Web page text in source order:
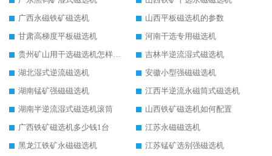
广西永磁铁矿磁选机
山西平板磁选机的参数
甘肃高梯度平板磁选机
河南干选专用磁选机
贵州矿山用干选磁选机怎样调磁
吉林半逆流湿式磁选机
湖北湿式逆流磁选机
安徽小型强磁磁选机
湖南锰矿强磁磁选机
江西半逆流永磁筒式磁选机
湖南半逆流湿式磁选机滚筒
山西铁矿磁选机如何配置
广西铁矿磁选机多少钱1台
江苏永磁磁选机
黑龙江铁矿永磁磁选机
江苏锰矿选别强磁选机